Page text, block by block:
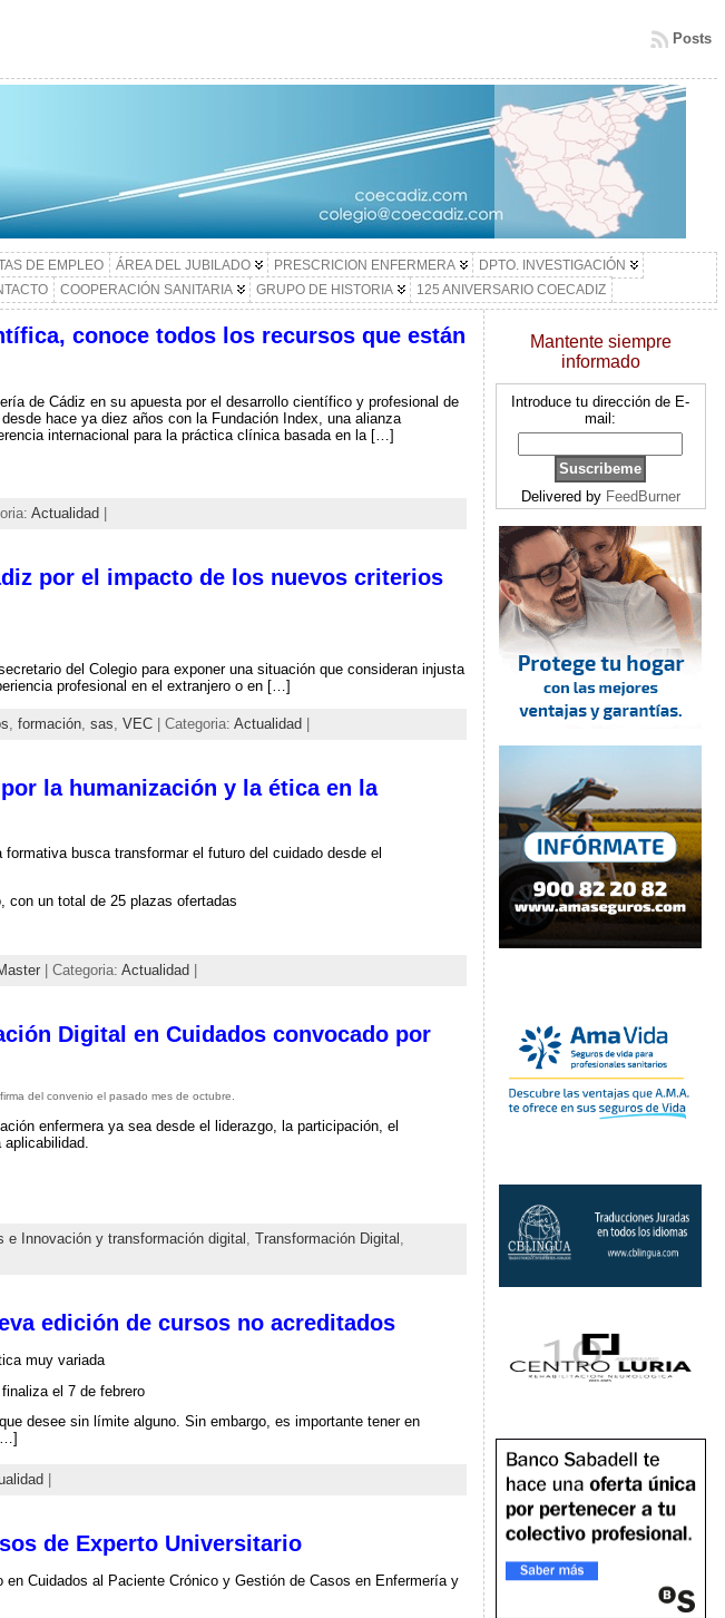
Posts
DE EMPLEO ÁREA DEL JUBILADO PRESCRICION ENFERMERA
DPTO. INVESTIGACIÓN
COOPERACIÓN SANITARIA GRUPO DE HISTORIA 125 ANIVERSARIO COECADIZ
conoce todos los recursos que están
de Cádiz en su apuesta por el desarrollo científico y profesional de
hace ya diez años con la Fundación Index, una alianza
internacional para la práctica clínica basada en la […]
Actualidad
por el impacto de los nuevos criterios
del Colegio para exponer una situación que consideran injusta
profesional en el extranjero o en […]
formación, sas VEC| Categoria: Actualidad|
la humanización y la ética en la
busca transformar el futuro del cuidado desde el
con un total de 25 plazas ofertadas
| Categoria: Actualidad
Digital en Cuidados convocado por
del convenio el pasado mes de octubre.
enfermera ya sea desde el liderazgo, la participación, el
e Innovación y transformación digital, Transformación Digital ,
edición de cursos no acreditados
muy variada
el 7 de febrero
desee sin límite alguno. Sin embargo, es importante tener en
de Experto Universitario
Cuidados al Paciente Crónico y Gestión de Casos en Enfermería y
Mantente siempre
informado
Introduce tu dirección de E-
mail:
Delivered by FeedBurner